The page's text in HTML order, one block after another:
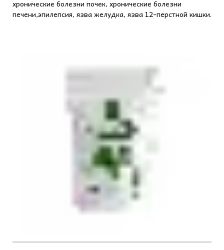
хронические болезни почек, хронические болезни
печени,эпилепсия, язва желудка, язва 12-перстной кишки.